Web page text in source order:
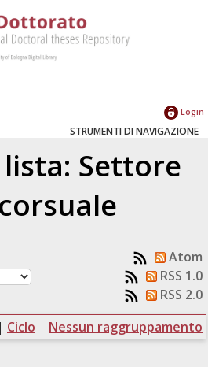
Login
STRUMENTI DI NAVIGAZIONE
Settore
Atom
RSS 1.0
RSS 2.0
| Ciclo | Nessun raggruppamento